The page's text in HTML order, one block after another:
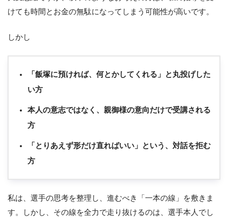
けても時間とお金の無駄になってしまう可能性が高いです。
しかし
「飯塚に預ければ、何とかしてくれる」と丸投げした
い方
本人の意志ではなく、親御様の意向だけで受講される
方
「とりあえず形だけ直ればいい」という、対話を拒む
方
私は、選手の思考を整理し、進むべき「一本の線」を敷きま
す。しかし、その線を全力で走り抜けるのは、選手本人でし